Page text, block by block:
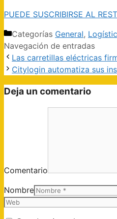
PUEDE SUSCRIBIRSE AL
Categorías General,
Navegación de entradas
Las carretillas eléctricas
Citylogin automatiza sus
Deja un comentario
Comentario
Nombre